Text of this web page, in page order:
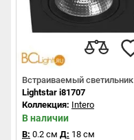
Встраиваемый светильник
Lightstar i81707
Коллекция: Intero
В наличии
В: 0.2 см Д: 18 см